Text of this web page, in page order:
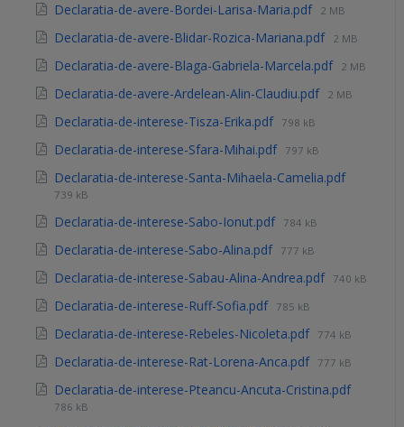
Declaratia-de-avere-Bordei-Larisa-Maria.pdf 2 MB
Declaratia-de-avere-Blidar-Rozica-Mariana.pdf 2 MB
Declaratia-de-avere-Blaga-Gabriela-Marcela.pdf 2 MB
Declaratia-de-avere-Ardelean-Alin-Claudiu.pdf 2 MB
Declaratia-de-interese-Tisza-Erika.pdf 798 kB
Declaratia-de-interese-Sfara-Mihai.pdf 797 kB
Declaratia-de-interese-Santa-Mihaela-Camelia.pdf
739 kB
Declaratia-de-interese-Sabo-Ionut.pdf 784 kB
Declaratia-de-interese-Sabo-Alina.pdf 777 kB
Declaratia-de-interese-Sabau-Alina-Andrea.pdf 740 kB
Declaratia-de-interese-Ruff-Sofia.pdf 785 kB
Declaratia-de-interese-Rebeles-Nicoleta.pdf 774 kB
Declaratia-de-interese-Rat-Lorena-Anca.pdf 777 kB
Declaratia-de-interese-Pteancu-Ancuta-Cristina.pdf
786 kB